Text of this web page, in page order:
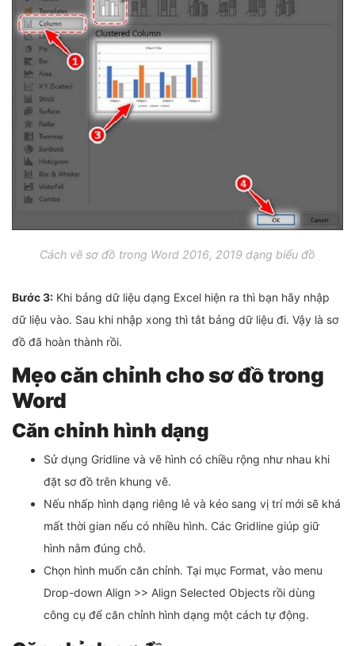
Cách vẽ sơ đồ trong Word 2016, 2019 dạng biểu đồ
Bước 3: Khi bảng dữ liệu dạng Excel hiện ra thì bạn hãy nhập
dữ liệu vào. Sau khi nhập xong thì tắt bảng dữ liệu đi. Vậy là sơ
đồ đã hoàn thành rồi.
Mẹo căn chỉnh cho sơ đồ trong
Word
Căn chỉnh hình dạng
Sử dụng Gridline và vẽ hình có chiều rộng như nhau khi
đặt sơ đồ trên khung vẽ.
Nếu nhấp hình dạng riêng lẻ và kéo sang vị trí mới sẽ khá
mất thời gian nếu có nhiều hình. Các Gridline giúp giữ
hình nằm đúng chỗ.
Chọn hình muốn căn chỉnh. Tại mục Format, vào menu
Drop-down Align >> Align Selected Objects rồi dùng
công cụ để căn chỉnh hình dạng một cách tự động.